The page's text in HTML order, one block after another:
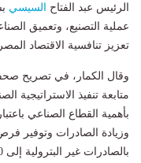
الرئيس عبد الفتاح السيسي
عملية التصنيع، وتعميق
تعزيز تنافسية الاقتصاد
وقال الكمار، في تصريح
بأهمية القطاع الصناعي
وزيادة الصادرات وتوفير